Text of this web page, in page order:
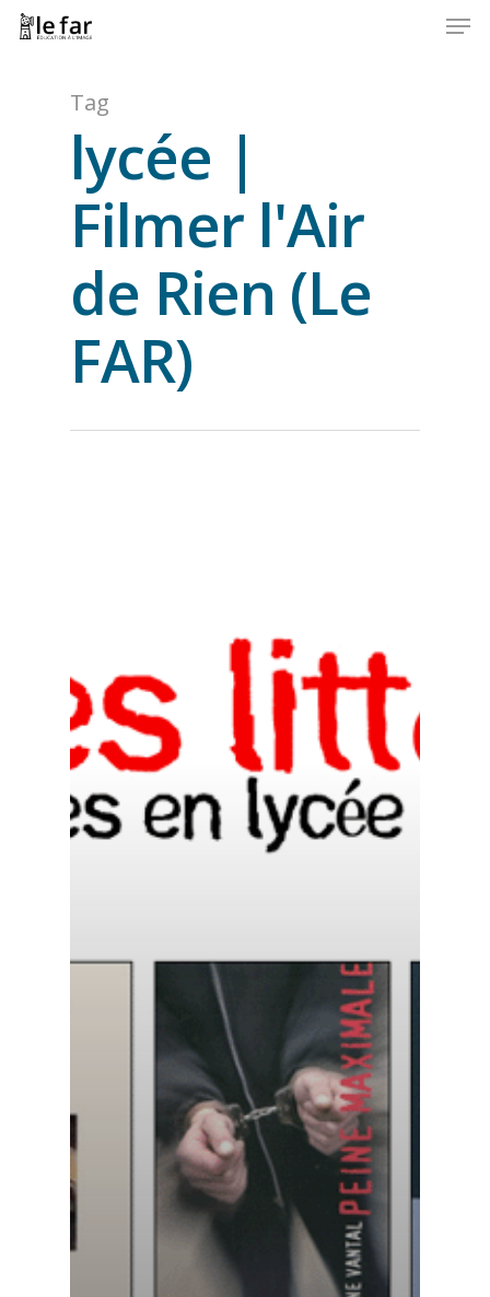
Skip
Tag
lycée |
Filmer l'Air
de Rien (Le
FAR)